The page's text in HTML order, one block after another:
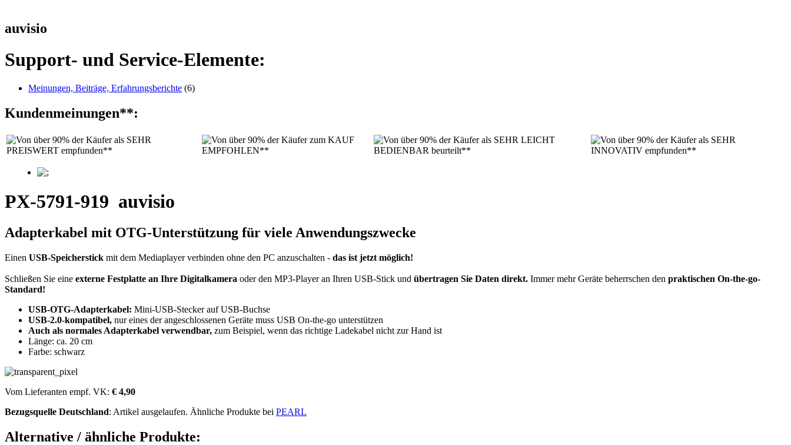
auvisio
Support- und Service-Elemente:
Meinungen, Beiträge, Erfahrungsberichte (6)
Kundenmeinungen**:
PX-5791-919 auvisio
Adapterkabel mit OTG-Unterstützung für viele Anwendungszwecke
Einen USB-Speicherstick mit dem Mediaplayer verbinden ohne den PC anzuschalten - das ist jetzt möglich!
Schließen Sie eine externe Festplatte an Ihre Digitalkamera oder den MP3-Player an Ihren USB-Stick und übertragen Sie Daten direkt. Immer mehr Geräte beherrschen den praktischen On-the-go-
Standard!
USB-OTG-Adapterkabel: Mini-USB-Stecker auf USB-Buchse
USB-2.0-kompatibel, nur eines der angeschlossenen Geräte muss USB On-the-go unterstützen
Auch als normales Adapterkabel verwendbar, zum Beispiel, wenn das richtige Ladekabel nicht zur Hand ist
Länge: ca. 20 cm
Farbe: schwarz
Vom Lieferanten empf. VK: € 4,90
Bezugsquelle Deutschland: Artikel ausgelaufen. Ähnliche Produkte bei PEARL
Alternative / ähnliche Produkte: